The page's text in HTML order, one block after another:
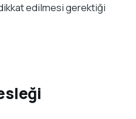
edilmesi gerektiği